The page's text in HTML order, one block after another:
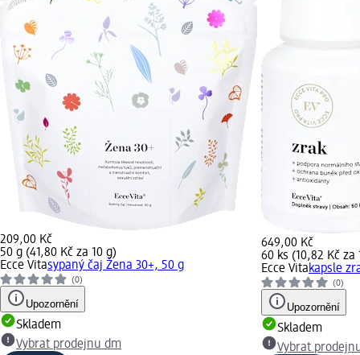
209,00 Kč
50 g (41,80 Kč za 10 g)
Ecce Vitasypaný čaj Žena 30+, 50 g
(0)
Upozornění
Skladem
Vybrat prodejnu dm
649,00 Kč
60 ks (10,82 Kč za
Ecce Vitakapsle
(0)
Upozornění
Skladem
Vybrat